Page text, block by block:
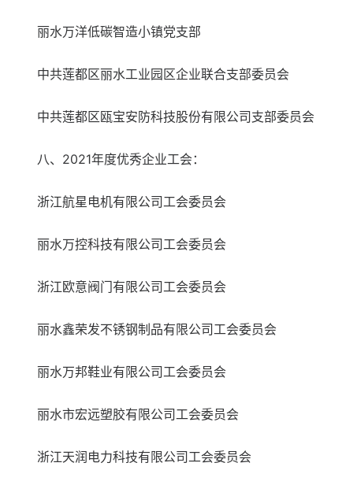
丽水万洋低碳智造小镇党支部
中共莲都区丽水工业园区企业联合支部委员会
中共莲都区瓯宝安防科技股份有限公司支部委员会
八、2021年度优秀企业工会：
浙江航星电机有限公司工会委员会
丽水万控科技有限公司工会委员会
浙江欧意阀门有限公司工会委员会
丽水鑫荣发不锈钢制品有限公司工会委员会
丽水万邦鞋业有限公司工会委员会
丽水市宏远塑胶有限公司工会委员会
浙江天润电力科技有限公司工会委员会